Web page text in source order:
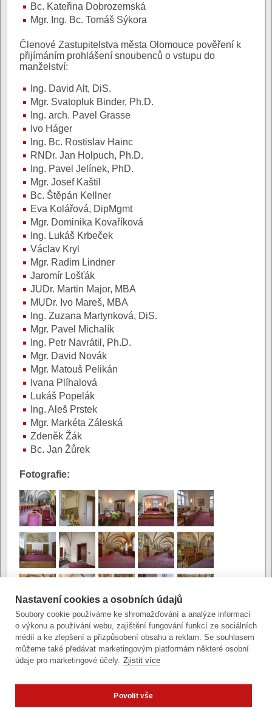
Bc. Kateřina Dobrozemská
Mgr. Ing. Bc. Tomáš Sýkora
Členové Zastupitelstva města Olomouce pověření k
přijímáním prohlášení snoubenců o vstupu do
manželství:
Ing. David Alt, DiS.
Mgr. Svatopluk Binder, Ph.D.
Ing. arch. Pavel Grasse
Ivo Háger
Ing. Bc. Rostislav Hainc
RNDr. Jan Holpuch, Ph.D.
Ing. Pavel Jelínek, PhD.
Mgr. Josef Kaštil
Bc. Štěpán Kellner
Eva Kolářová, DipMgmt
Mgr. Dominika Kovaříková
Ing. Lukáš Krbeček
Václav Kryl
Mgr. Radim Lindner
Jaromír Lošťák
JUDr. Martin Major, MBA
MUDr. Ivo Mareš, MBA
Ing. Zuzana Martynková, DiS.
Mgr. Pavel Michalík
Ing. Petr Navrátil, Ph.D.
Mgr. David Novák
Mgr. Matouš Pelikán
Ivana Plíhalová
Lukáš Popelák
Ing. Aleš Prstek
Mgr. Markéta Záleská
Zdeněk Žák
Bc. Jan Žůrek
Fotografie:
Nastavení cookies a osobních údajů
Soubory cookie používáme ke shromažďování a analýze informací
o výkonu a používání webu, zajištění fungování funkcí ze sociálních
médií a ke zlepšení a přizpůsobení obsahu a reklam. Se souhlasem
můžeme také předávat marketingovým platformám některé osobní
údaje pro marketingové účely. Zjistit více
Povolit vše
Potřebujete poradit?Zeptejte se našeho asistenta